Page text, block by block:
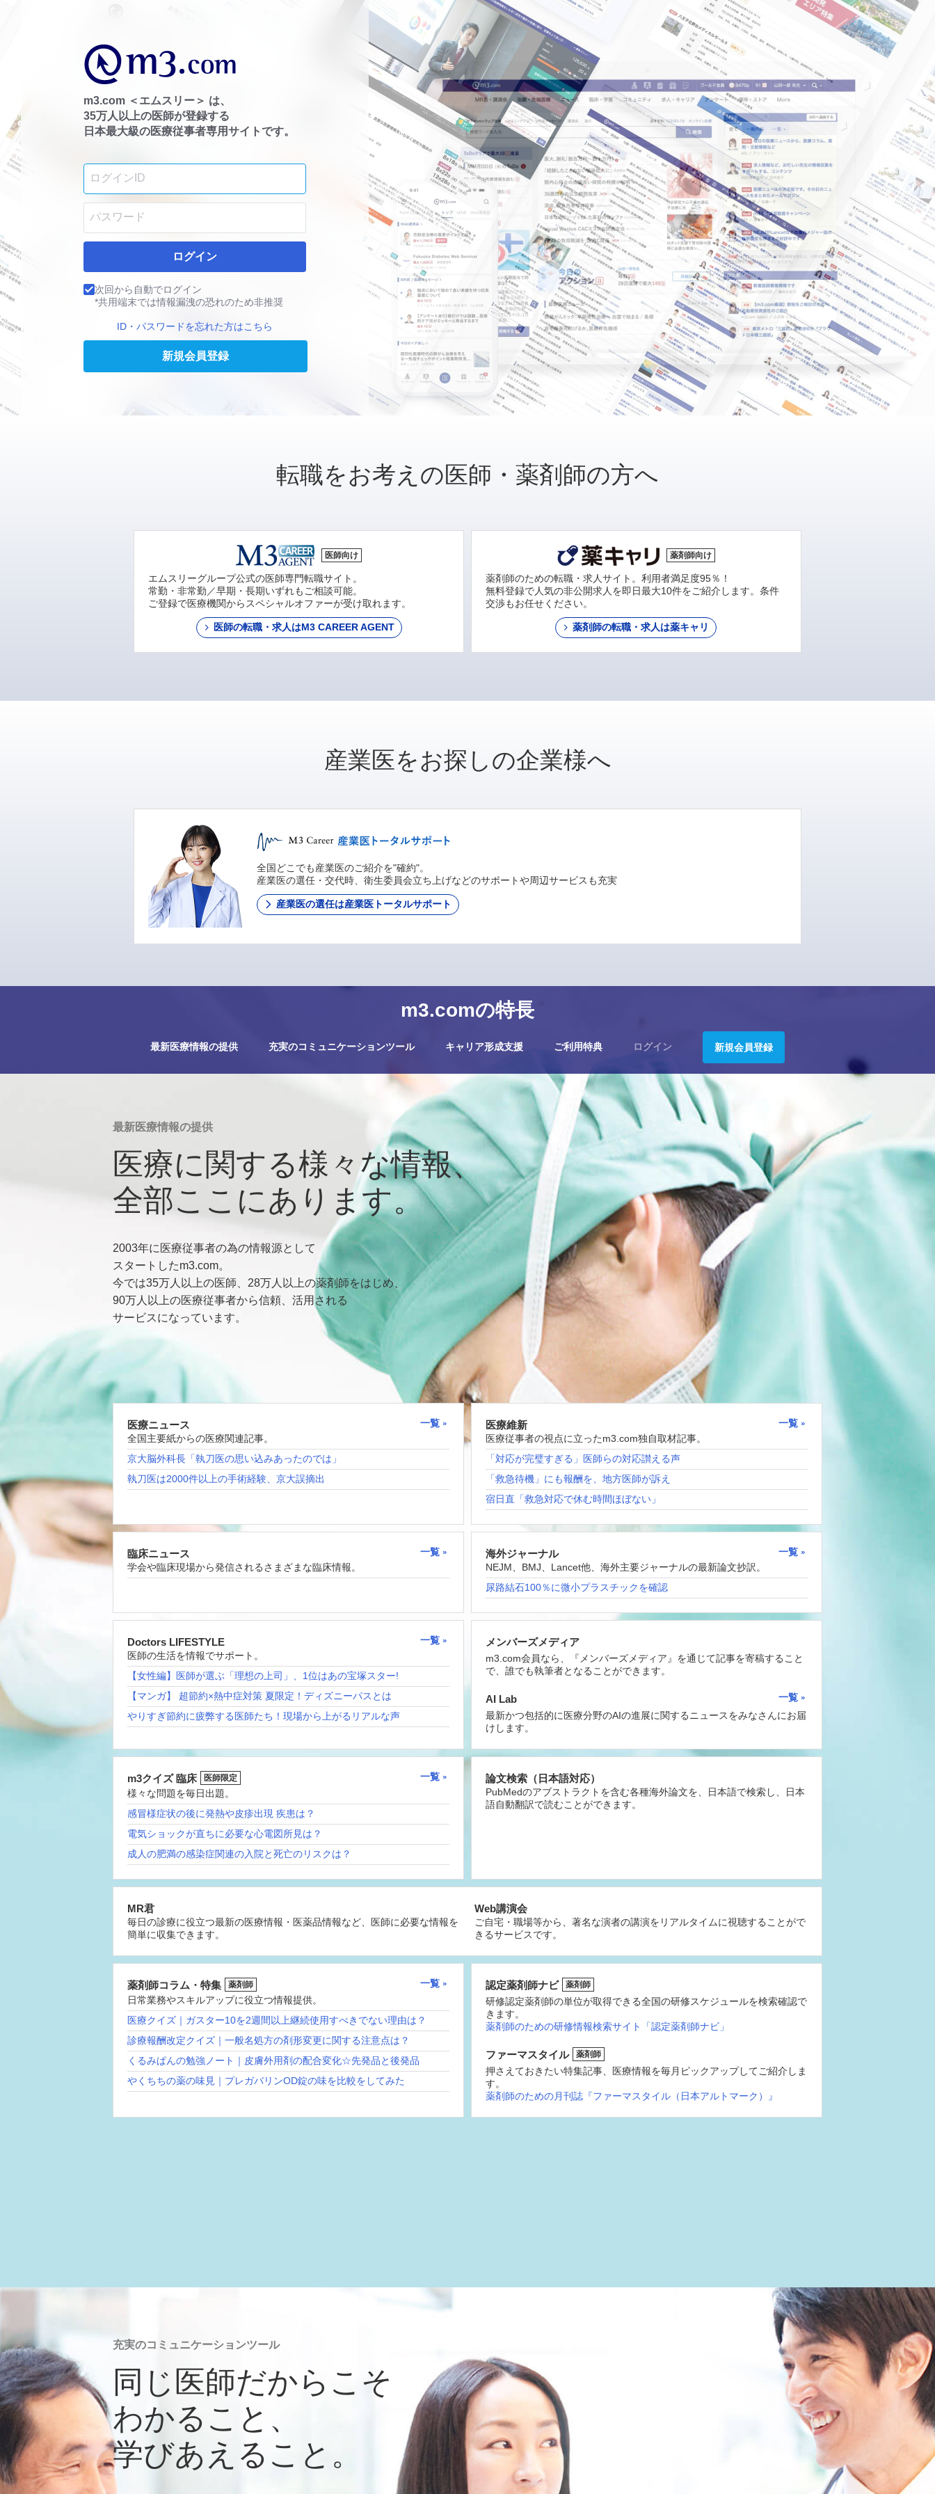
m3.comの特長
最新医療情報の提供 充実のコミュニケーションツール キャリア形成支援 ご利用特典 ログイン 新規会員登録
m3.com ＜エムスリー＞ は、
35万人以上の医師が登録する
日本最大級の医療従事者専用サイトです。
ログイン
次回から自動でログイン
*共用端末では情報漏洩の恐れのため非推奨
ID・パスワードを忘れた方はこちら
新規会員登録
転職をお考えの医師・薬剤師の方へ
医師向け
エムスリーグループ公式の医師専門転職サイト。
常勤・非常勤／早期・長期いずれもご相談可能。
ご登録で医療機関からスペシャルオファーが受け取れます。
医師の転職・求人はM3 CAREER AGENT
薬剤師向け
薬剤師のための転職・求人サイト。利用者満足度95％！
無料登録で人気の非公開求人を即日最大10件をご紹介します。条件
交渉もお任せください。
薬剤師の転職・求人は薬キャリ
産業医をお探しの企業様へ
全国どこでも産業医のご紹介を"確約"。
産業医の選任・交代時、衛生委員会立ち上げなどのサポートや周辺サービスも充実
産業医の選任は産業医トータルサポート
最新医療情報の提供
医療に関する様々な情報、
全部ここにあります。
2003年に医療従事者の為の情報源として
スタートしたm3.com。
今では35万人以上の医師、28万人以上の薬剤師をはじめ、
90万人以上の医療従事者から信頼、活用される
サービスになっています。
医療ニュース
一覧
全国主要紙からの医療関連記事。
京大脳外科長「執刀医の思い込みあったのでは」
執刀医は2000件以上の手術経験、京大誤摘出
医療維新
一覧
医療従事者の視点に立ったm3.com独自取材記事。
「対応が完璧すぎる」医師らの対応讃える声
「救急待機」にも報酬を、地方医師が訴え
宿日直「救急対応で休む時間ほぼない」
臨床ニュース
一覧
学会や臨床現場から発信されるさまざまな臨床情報。
海外ジャーナル
一覧
NEJM、BMJ、Lancet他、海外主要ジャーナルの最新論文抄訳。
尿路結石100％に微小プラスチックを確認
Doctors LIFESTYLE
一覧
医師の生活を情報でサポート。
【女性編】医師が選ぶ「理想の上司」、1位はあの宝塚スター!
【マンガ】 超節約×熱中症対策 夏限定！ディズニーパスとは
やりすぎ節約に疲弊する医師たち！現場から上がるリアルな声
メンバーズメディア
m3.com会員なら、『メンバーズメディア』を通じて記事を寄稿すること
で、誰でも執筆者となることができます。
AI Lab
一覧
最新かつ包括的に医療分野のAIの進展に関するニュースをみなさんにお届
けします。
m3クイズ 臨床 医師限定
一覧
様々な問題を毎日出題。
感冒様症状の後に発熱や皮疹出現 疾患は？
電気ショックが直ちに必要な心電図所見は？
成人の肥満の感染症関連の入院と死亡のリスクは？
論文検索（日本語対応）
PubMedのアブストラクトを含む各種海外論文を、日本語で検索し、日本
語自動翻訳で読むことができます。
MR君
毎日の診療に役立つ最新の医療情報・医薬品情報など、医師に必要な情報を
簡単に収集できます。
Web講演会
ご自宅・職場等から、著名な演者の講演をリアルタイムに視聴することがで
きるサービスです。
薬剤師コラム・特集 薬剤師
一覧
日常業務やスキルアップに役立つ情報提供。
医療クイズ｜ガスター10を2週間以上継続使用すべきでない理由は？
診療報酬改定クイズ｜一般名処方の剤形変更に関する注意点は？
くるみぱんの勉強ノート｜皮膚外用剤の配合変化☆先発品と後発品
やくちちの薬の味見｜プレガバリンOD錠の味を比較をしてみた
認定薬剤師ナビ 薬剤師
研修認定薬剤師の単位が取得できる全国の研修スケジュールを検索確認で
きます。
薬剤師のための研修情報検索サイト「認定薬剤師ナビ」
ファーマスタイル 薬剤師
押さえておきたい特集記事、医療情報を毎月ピックアップしてご紹介しま
す。
薬剤師のための月刊誌『ファーマスタイル（日本アルトマーク）』
充実のコミュニケーションツール
同じ医師だからこそ
わかること、
学びあえること。